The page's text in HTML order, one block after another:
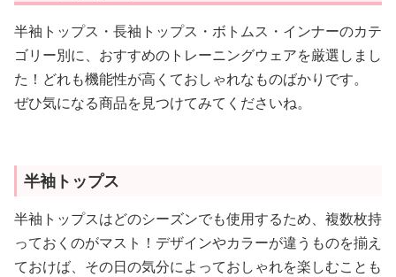
半袖トップス・長袖トップス・ボトムス・インナーのカテ
ゴリー別に、おすすめのトレーニングウェアを厳選しまし
た！どれも機能性が高くておしゃれなものばかりです。
ぜひ気になる商品を見つけてみてくださいね。
半袖トップス
半袖トップスはどのシーズンでも使用するため、複数枚持
っておくのがマスト！デザインやカラーが違うものを揃え
ておけば、その日の気分によっておしゃれを楽しむことも